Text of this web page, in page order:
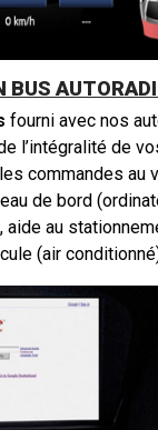
BUS
fourni avec nos
l’intégralité de
les commandes au
de bord
aide au
(air